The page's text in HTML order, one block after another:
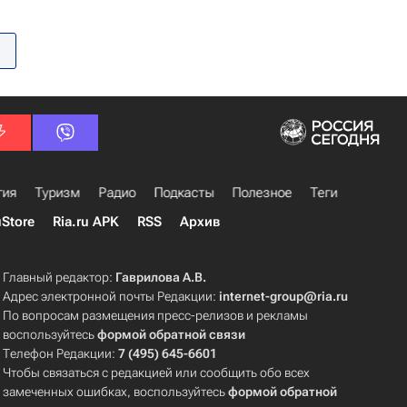
Туризм Радио Подкасты Полезное
Теги
Ria.ru APK RSS Архив
Главный редактор: Гаврилова А.В.
Адрес электронной почты Редакции:internet-group@ria.ru
По вопросам размещения пресс-релизов и рекламы
воспользуйтесьформой обратной связи
Телефон Редакции:7 (495) 645-6601
Чтобы связаться с редакцией или сообщить обо всех
замеченных ошибках, воспользуйтесьформой обратной